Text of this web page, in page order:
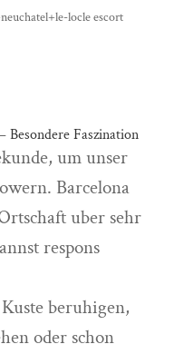
locle escort
Besondere Faszination
um unser
Barcelona
uber sehr
respons
beruhigen,
oder schon